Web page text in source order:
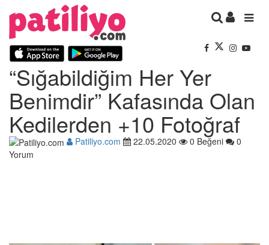
“Sığabildiğim Her Yer
Benimdir” Kafasında Olan
Kedilerden +10 Fotoğraf
Patiliyo.com 22.05.2020 0 Beğeni
0
Yorum